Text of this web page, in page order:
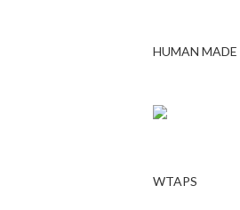
HUMAN MADE
WTAPS